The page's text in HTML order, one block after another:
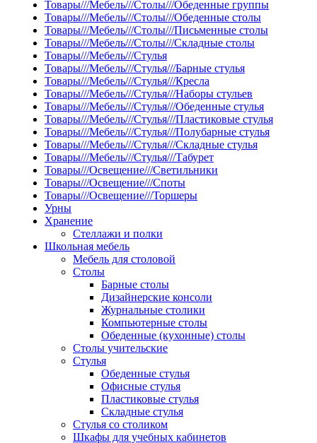
Товары///Мебель///Столы///Обеденные группы
Товары///Мебель///Столы///Обеденные столы
Товары///Мебель///Столы///Письменные столы
Товары///Мебель///Столы///Складные столы
Товары///Мебель///Стулья
Товары///Мебель///Стулья///Барные стулья
Товары///Мебель///Стулья///Кресла
Товары///Мебель///Стулья///Наборы стульев
Товары///Мебель///Стулья///Обеденные стулья
Товары///Мебель///Стулья///Пластиковые стулья
Товары///Мебель///Стулья///Полубарные стулья
Товары///Мебель///Стулья///Складные стулья
Товары///Мебель///Стулья///Табурет
Товары///Освещение///Светильники
Товары///Освещение///Споты
Товары///Освещение///Торшеры
Урны
Хранение
Стеллажи и полки
Школьная мебель
Мебель для столовой
Столы
Барные столы
Дизайнерские консоли
Журнальные столики
Компьютерные столы
Обеденные (кухонные) столы
Столы учительские
Стулья
Обеденные стулья
Офисные стулья
Пластиковые стулья
Складные стулья
Стулья со столиком
Шкафы для учебных кабинетов